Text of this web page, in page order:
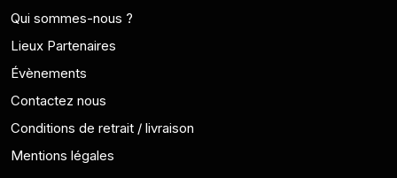
Qui sommes-nous ?
Lieux Partenaires
Évènements
Contactez nous
Conditions de retrait / livraison
Mentions légales